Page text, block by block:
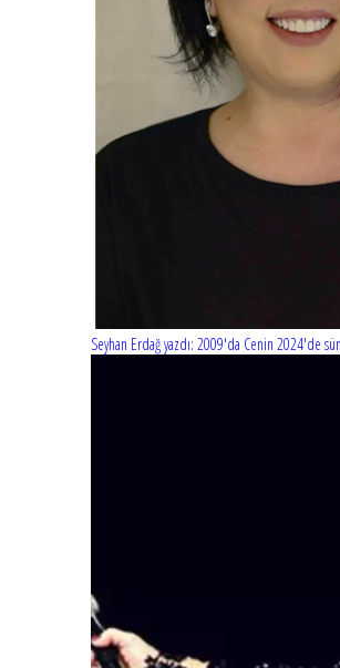
Seyhan Erdağ yazdı: 2009'da Cenin 2024'de